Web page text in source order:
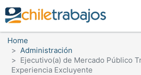
Home
Administración
Ejecutivo(a) de Mercado Público
Experiencia Excluyente